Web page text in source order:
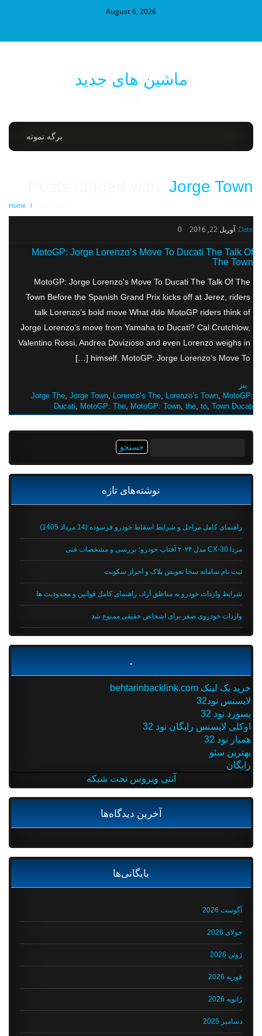
August 6, 2026
ماشین های جدید
برگه نمونه
Posts tagged with:Jorge Town
Home
Date: آوریل 22, 2016 0
MotoGP: Jorge Lorenzo’s Move To Ducati The Talk Of
The Town
MotoGP: Jorge Lorenzo’s Move To Ducati The Talk Of The
Town Before the Spanish Grand Prix kicks off at Jerez, riders
talk Lorenzo’s bold move What ddo MotoGP riders think of
Jorge Lorenzo’s move from Yamaha to Ducati? Cal Crutchlow,
Valentino Rossi, Andrea Dovizioso and even Lorenzo weighs in
himself. MotoGP: Jorge Lorenzo’s Move To […]
Jorge The,Jorge Town ,Lorenzo’s The ,Lorenzo’s Town,MotoGP:
Ducati,MotoGP: The,MotoGP: Town,the, to,Town Ducati
نوشته‌های تازه
راهنمای کامل مراحل و شرایط اسقاط خودرو فرسوده (14 مرداد 1405)
مزدا CX-30 مدل ۲۰۲۴ آفتاب خودرو؛ بررسی و مشخصات فنی
ثبت نام سامانه سخا تعویض پلاک و احراز سکونت
شرایط واردات خودرو به مناطق آزاد، راهنمای کامل قوانین و محدودیت ها
واردات خودروی صفر برای اشخاص حقیقی ممنوع شد
خرید بک لینک behtarinbacklink.com
لایسنس نود32
پسورد نود 32
اوکلی لایسنس رایگان نود 32
همیار نود 32
بهترین سئو
رایگان
آنتی ویروس تحت شبکه
آخرین دیدگاه‌ها
بایگانی‌ها
آگوست 2026
جولای 2026
ژوئن 2026
فوریه 2026
ژانویه 2026
دسامبر 2025